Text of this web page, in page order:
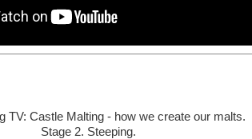
TV: Castle Malting - how we create our malts.
Stage 2. Steeping.